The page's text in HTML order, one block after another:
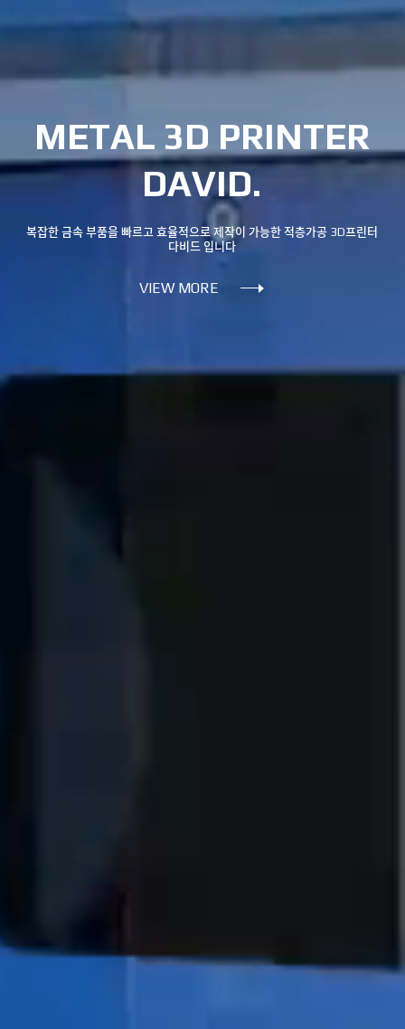
METAL 3D PRINTER
DAVID.
복잡한 금속 부품을 빠르고 효율적으로 제작이 가능한 적층가공 3D프린터
다비드 입니다
VIEW MORE